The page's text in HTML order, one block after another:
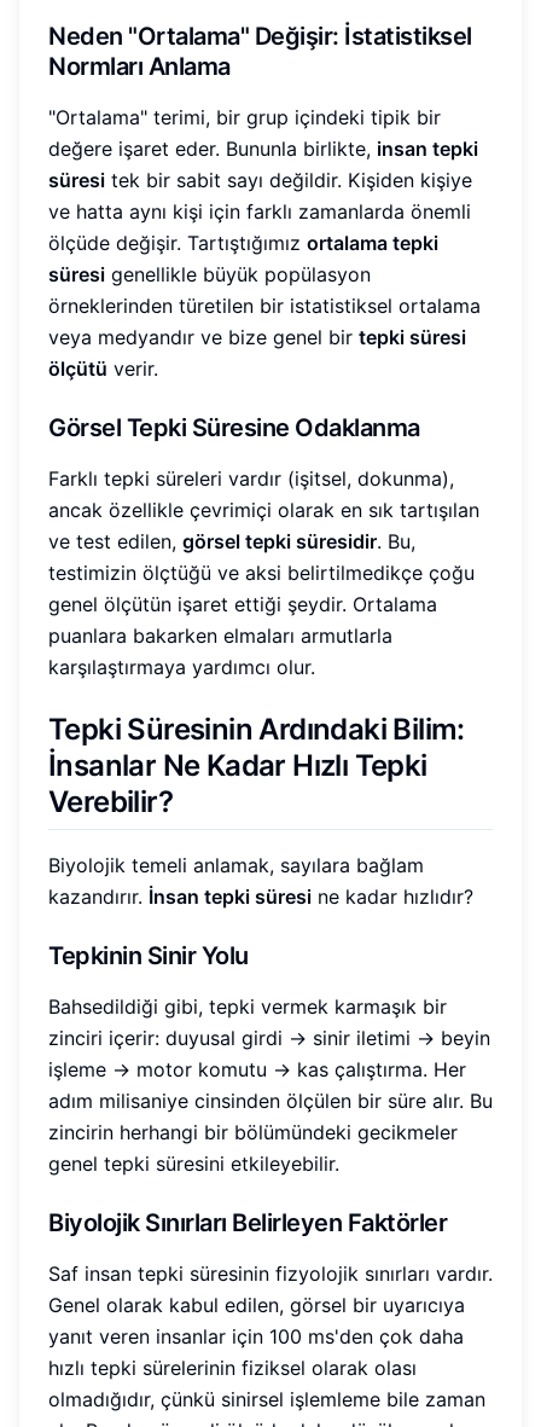
Neden "Ortalama" Değişir: İstatistiksel
Normları Anlama
"Ortalama" terimi, bir grup içindeki tipik bir
değere işaret eder. Bununla birlikte, insan tepki
süresi tek bir sabit sayı değildir. Kişiden kişiye
ve hatta aynı kişi için farklı zamanlarda önemli
ölçüde değişir. Tartıştığımız ortalama tepki
süresi genellikle büyük popülasyon
örneklerinden türetilen bir istatistiksel ortalama
veya medyandır ve bize genel bir tepki süresi
ölçütü verir.
Görsel Tepki Süresine Odaklanma
Farklı tepki süreleri vardır (işitsel, dokunma),
ancak özellikle çevrimiçi olarak en sık tartışılan
ve test edilen, görsel tepki süresidir. Bu,
testimizin ölçtüğü ve aksi belirtilmedikçe çoğu
genel ölçütün işaret ettiği şeydir. Ortalama
puanlara bakarken elmaları armutlarla
karşılaştırmaya yardımcı olur.
Tepki Süresinin Ardındaki Bilim:
İnsanlar Ne Kadar Hızlı Tepki
Verebilir?
Biyolojik temeli anlamak, sayılara bağlam
kazandırır. İnsan tepki süresi ne kadar hızlıdır?
Tepkinin Sinir Yolu
Bahsedildiği gibi, tepki vermek karmaşık bir
zinciri içerir: duyusal girdi -> sinir iletimi -> beyin
işleme -> motor komutu -> kas çalıştırma. Her
adım milisaniye cinsinden ölçülen bir süre alır. Bu
zincirin herhangi bir bölümündeki gecikmeler
genel tepki süresini etkileyebilir.
Biyolojik Sınırları Belirleyen Faktörler
Saf insan tepki süresinin fizyolojik sınırları vardır.
Genel olarak kabul edilen, görsel bir uyarıcıya
yanıt veren insanlar için 100 ms'den çok daha
hızlı tepki sürelerinin fiziksel olarak olası
olmadığıdır, çünkü sinirsel işlemleme bile zaman